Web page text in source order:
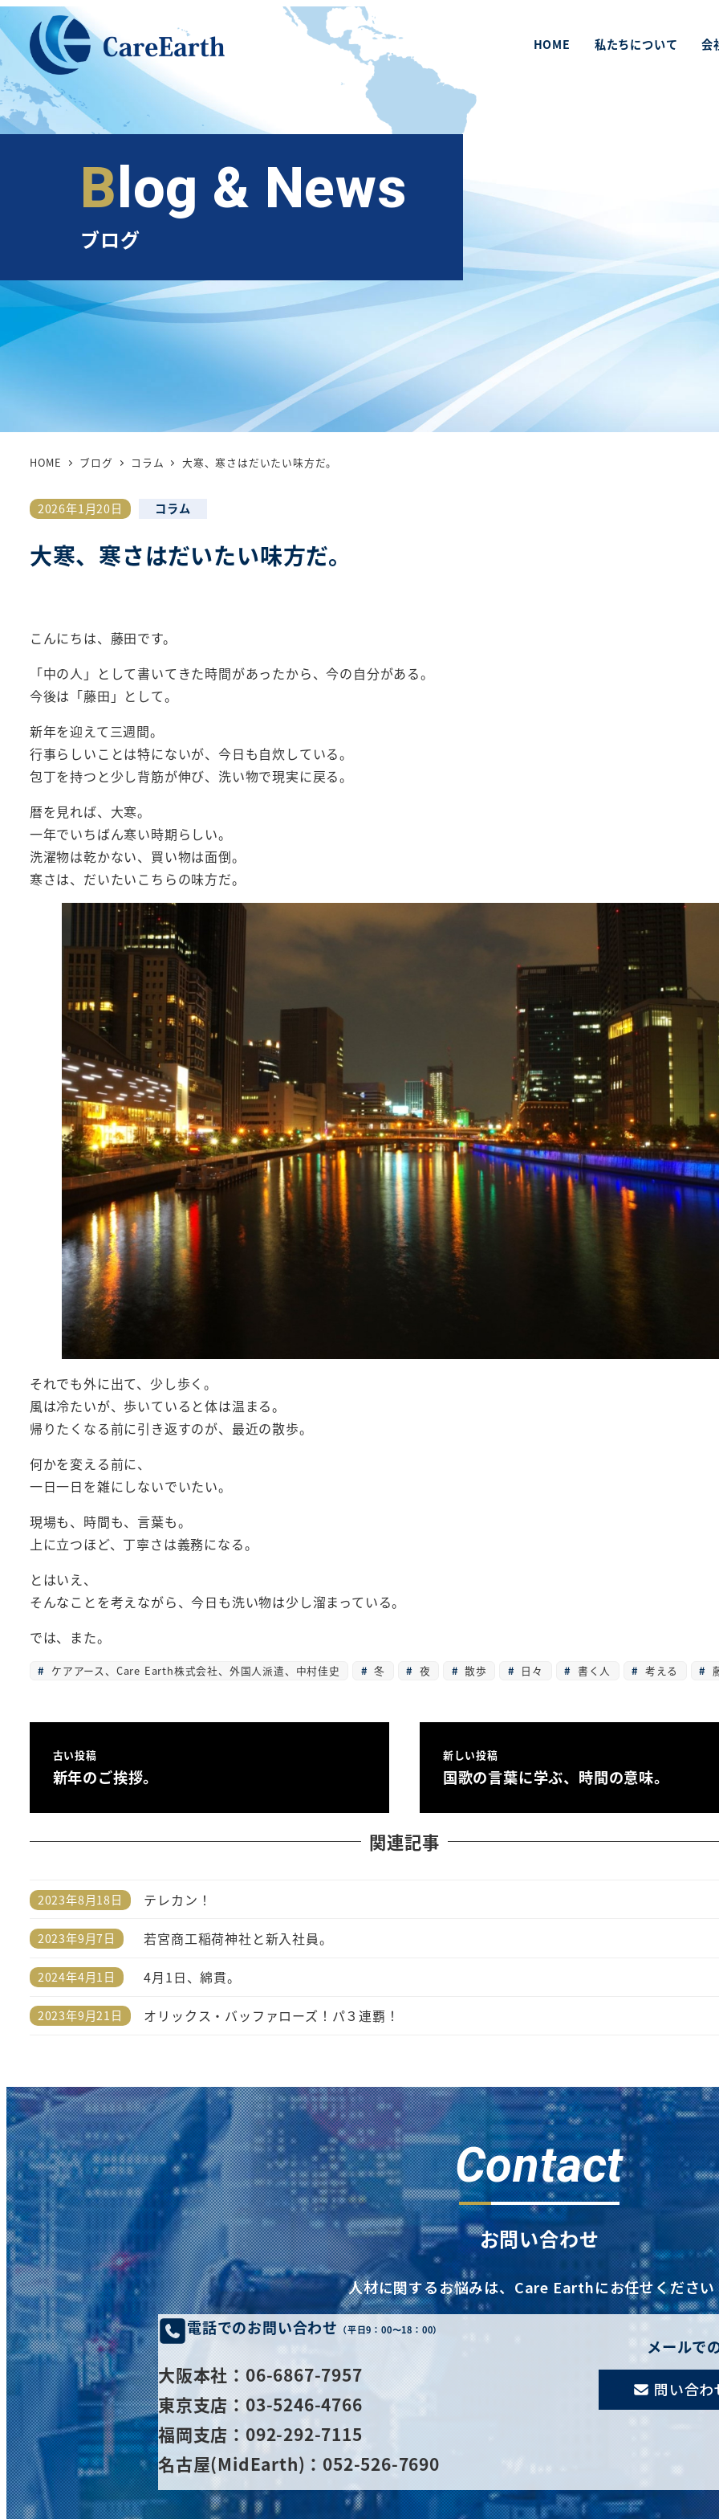
イ
コ
ン
テ
HOME 私たちについて 会
実績紹介
Blog & News
ブログ
HOME ブログ コラム 大寒、寒さはだいたい味方だ。
大寒、寒さはだいたい味方だ。
投稿日
2026年1月20日 カテゴリー
コラム
こんにちは、藤田です。
「中の人」として書いてきた時間があったから、今の自分がある。
今後は「藤田」として。
新年を迎えて三週間。
行事らしいことは特にないが、今日も自炊している。
包丁を持つと少し背筋が伸び、洗い物で現実に戻る。
暦を見れば、大寒。
一年でいちばん寒い時期らしい。
洗濯物は乾かない、買い物は面倒。
寒さは、だいたいこちらの味方だ。
それでも外に出て、少し歩く。
風は冷たいが、歩いていると体は温まる。
帰りたくなる前に引き返すのが、最近の散歩。
何かを変える前に、
一日一日を雑にしないでいたい。
現場も、時間も、言葉も。
上に立つほど、丁寧さは義務になる。
とはいえ、
そんなことを考えながら、今日も洗い物は少し溜まっている。
では、また。
ケアアース、Care Earth株式会社、外国人派遣、中村佳史 冬 夜 散歩 日々 書く人 考える
古い投稿
新年のご挨拶。
新しい投稿
国歌の言葉に学ぶ、時間の意味。
関連記事
テレカン！
投稿日
2023年8月18日
若宮商工稲荷神社と新入社員。
投稿日
2023年9月7日
4月1日、綿貫。
投稿日
2024年4月1日
オリックス・バッファローズ！パ３連覇！
投稿日
2023年9月21日
Contact
お問い合わせ
人材に関するお悩みは、 Care Earthにお任せください
電話でのお問い合わせ （平日9：00〜18：00）
大阪本社 ：06-6867-7957
東京支店：03-5246-4766
福岡支店：092-292-7115
名古屋(MidEarth)：052-526-7690
メールで
問い合